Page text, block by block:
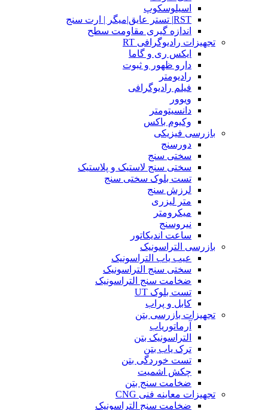
اسیلوسکوپ
RST| تستر عایق|میگر | ارت سنج
اندازه گیری مقاومت سطح
تجهیزات رادیوگرافی RT
ایکس ری و گاما
دارو ظهور و ثبوت
رادیومتر
فیلم رادیوگرافی
ویوور
دانسیتومتر
وکیوم باکس
بازرسی فیزیکی
دورسنج
سختی سنج
سختی سنج لاستیک و پلاستیک
تست بلوک سختی سنج
لرزش سنج
متر لیزری
میکرومتر
نیروسنج
ساعت اندیکاتور
بازرسی التراسونیک
عیب یاب التراسونیک
سختی سنج التراسونیک
ضخامت سنج التراسونیک
تست بلوک UT
کابل و پراب
تجهیزات بازرسی بتن
آرماتوریاب
التراسونیک بتن
ترک یاب بتن
تست خوردگی بتن
چکش اشمیت
ضخامت سنج بتن
تجهیزات معاینه فنی CNG
ضخامت سنج التراسونیک